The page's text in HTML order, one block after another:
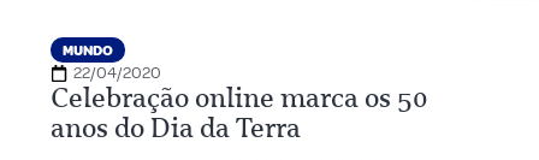
MUNDO
22/04/2020
Celebração online marca os 50
anos do Dia da Terra